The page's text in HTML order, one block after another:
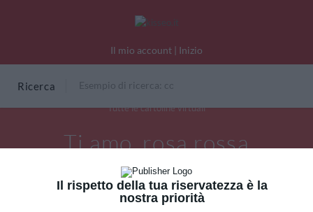
Il rispetto della tua riservatezza è la
nostra priorità
Il mio account | Inizio
Ricerca
Tutte le cartoline virtuali
Ti amo, rosa rossa